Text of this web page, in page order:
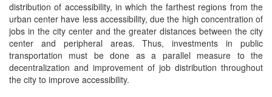
distribution of accessibility, in which the farthest regions from the
urban center have less accessibility, due the high concentration of
jobs in the city center and the greater distances between the city
center and peripheral areas. Thus, investments in public
transportation must be done as a parallel measure to the
decentralization and improvement of job distribution throughout
the city to improve accessibility.